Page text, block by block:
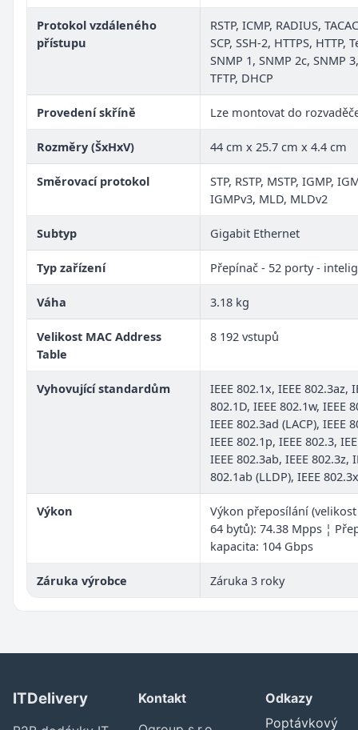
Protokol vzdáleného
přístupu
RSTP, ICMP, RADIUS,
SCP, SSH-2, HTTPS, HTTP,
SNMP 1, SNMP 2c, SNMP
TFTP, DHCP
Provedení skříně Lze montovat do
Rozměry (ŠxHxV) 44 cm x 25.7 cm x 4.4 cm
Směrovací protokol
STP, RSTP, MSTP, IGMP,
IGMPv3, MLD, MLDv2
Subtyp Gigabit Ethernet
Typ zařízení Přepínač - 52 porty -
Váha 3.18 kg
Velikost MAC Address
Table
8 192 vstupů
Vyhovující standardům
IEEE 802.1x, IEEE 802.3az,
802.1D, IEEE 802.1w, IEEE
IEEE 802.3ad (LACP), IEEE
IEEE 802.1p, IEEE 802.3,
IEEE 802.3ab, IEEE 802.3z,
802.1ab (LLDP), IEEE 802.3x
Výkon
Výkon přeposílání
64 bytů): 74.38 Mpps ¦
kapacita: 104 Gbps
Záruka výrobce Záruka 3 roky
ITDelivery
Kontakt
Odkazy
Poptávkový